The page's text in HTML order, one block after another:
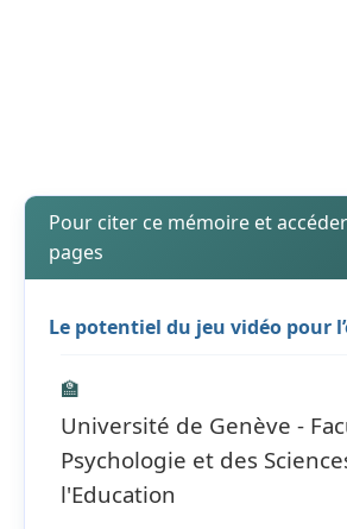
Pour citer ce mémoire et
pages
Le potentiel du jeu vidéo pour
🏫
Université de Genève -
Psychologie et des
l'Education